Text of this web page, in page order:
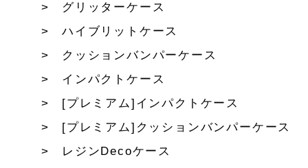
グリッターケース
ハイブリットケース
クッションバンパーケース
インパクトケース
[プレミアム]インパクトケース
[プレミアム]クッションバンパーケース
レジンDecoケース